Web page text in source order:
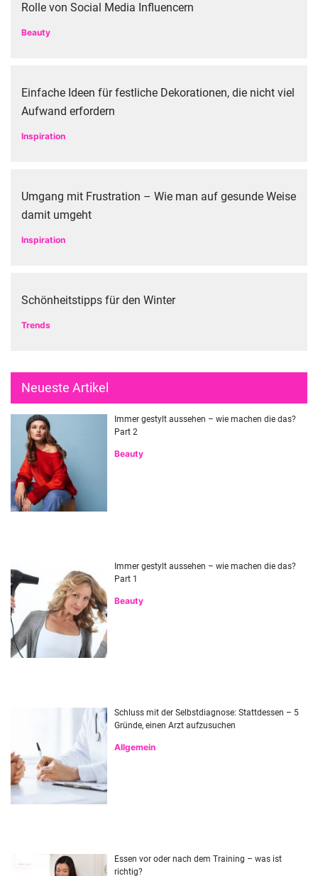
Rolle von Social Media Influencern
Beauty
Einfache Ideen für festliche Dekorationen, die nicht viel
Aufwand erfordern
Inspiration
Umgang mit Frustration – Wie man auf gesunde Weise
damit umgeht
Inspiration
Schönheitstipps für den Winter
Trends
Neueste Artikel
Immer gestylt aussehen – wie machen die das?
Part 2
Beauty
Immer gestylt aussehen – wie machen die das?
Part 1
Beauty
Schluss mit der Selbstdiagnose: Stattdessen – 5
Gründe, einen Arzt aufzusuchen
Allgemein
Essen vor oder nach dem Training – was ist
richtig?